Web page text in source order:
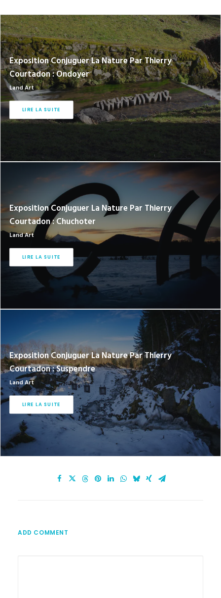
Exposition Conjuguer La Nature Par Thierry
Courtadon : Ondoyer
Land Art
LIRE LA SUITE
Exposition Conjuguer La Nature Par Thierry
Courtadon : Chuchoter
Land Art
LIRE LA SUITE
Exposition Conjuguer La Nature Par Thierry
Courtadon : Suspendre
Land Art
LIRE LA SUITE
ADD COMMENT